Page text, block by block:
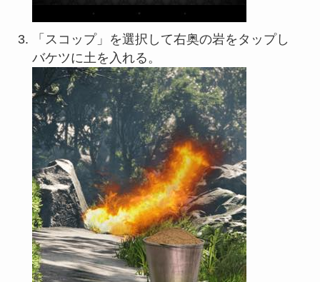
「スコップ」を選択して右奥の岩をタップし
バケツに土を入れる。